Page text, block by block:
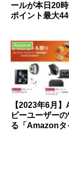
ールが本日20
ポイント最大
Amazon
【2023年6月
ビーユーザー
る「Amazonタ